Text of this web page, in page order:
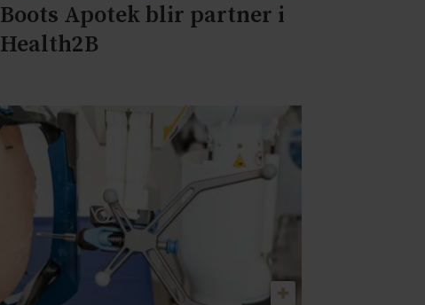
Boots Apotek blir partner i
Health2B